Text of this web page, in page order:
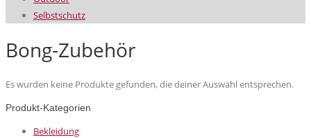
Selbstschutz
Bong-Zubehör
Es wurden keine Produkte gefunden, die deiner Auswahl entsprechen.
Produkt-Kategorien
Bekleidung